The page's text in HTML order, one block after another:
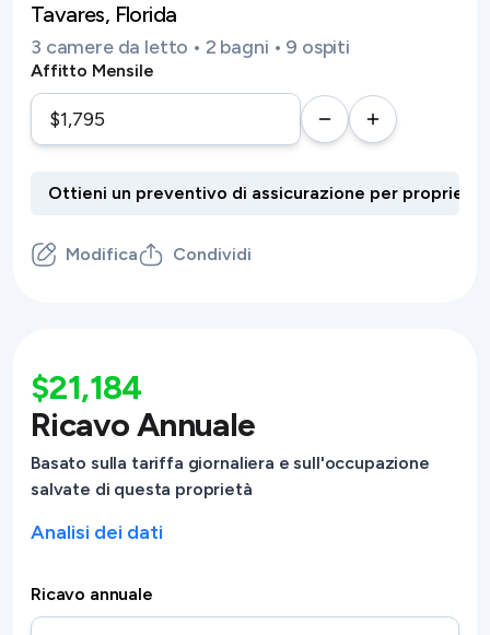
Tavares, Florida
3 camere da letto • 2 bagni • 9 ospiti
Affitto Mensile
Modifica Condividi
Ricavo annuale
$21,184
Ricavo Annuale
Basato sulla tariffa giornaliera e sull'occupazione
salvate di questa proprietà
Analisi dei dati